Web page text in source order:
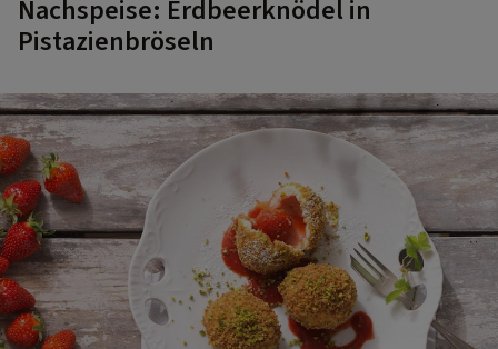
Nachspeise: Erdbeerknödel in
Pistazienbröseln